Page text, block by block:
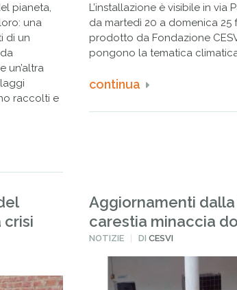
pianeta,
una
di un
un’altra
raccolti e
L’installazione è visibile in via
da martedì 20 a domenica
prodotto da Fondazione
pongono la tematica
continua
crisi
Aggiornamenti
carestia minaccia
PUBBLICATO
NOTIZIE DICESVI